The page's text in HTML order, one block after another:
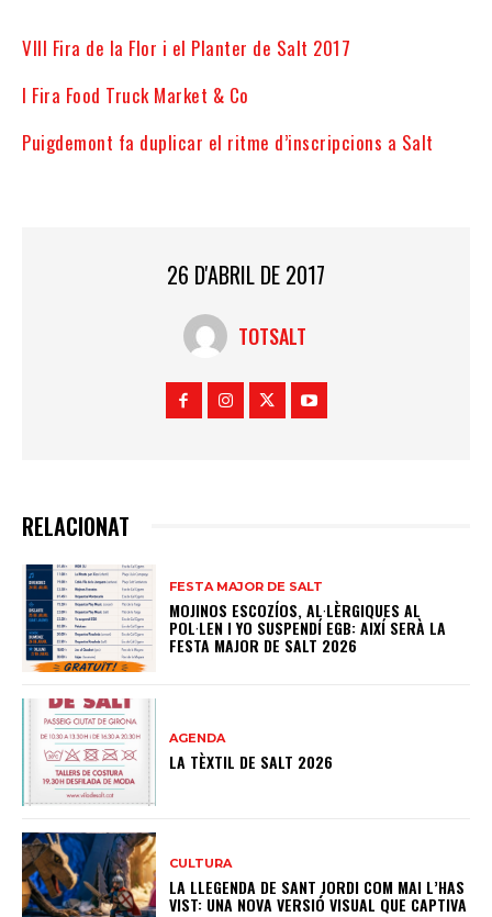
VIII Fira de la Flor i el Planter de Salt 2017
I Fira Food Truck Market & Co
Puigdemont fa duplicar el ritme d’inscripcions a Salt
26 D'ABRIL DE 2017
TOTSALT
RELACIONAT
FESTA MAJOR DE SALT
MOJINOS ESCOZÍOS, AL·LÈRGIQUES AL
POL·LEN I YO SUSPENDÍ EGB: AIXÍ SERÀ LA
FESTA MAJOR DE SALT 2026
AGENDA
LA TÈXTIL DE SALT 2026
CULTURA
LA LLEGENDA DE SANT JORDI COM MAI L’HAS
VIST: UNA NOVA VERSIÓ VISUAL QUE CAPTIVA